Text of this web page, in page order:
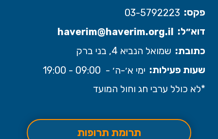
פקס: 03-5792223
דוא״ל:
haverim@haverim.org.il
כתובת: שמואל הנביא 4, בני ברק
שעות פעילות: ימי א׳-ה׳ - 09:00 - 19:00
*לא כולל ערבי חג וחול המועד
תרומת תרופות